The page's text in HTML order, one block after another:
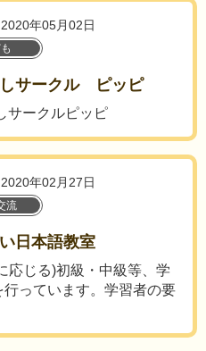
年05月02日
サークル ピッピ
サークルピッピ
年02月27日
流
日本語教室
応じる)初級・中級等、学
っています。学習者の要